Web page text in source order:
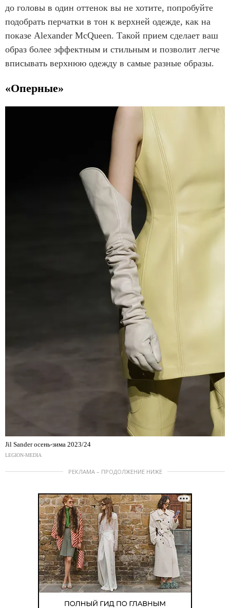
до головы в один оттенок вы не хотите, попробуйте
подобрать перчатки в тон к верхней одежде, как на
показе Alexander McQueen. Такой прием сделает ваш
образ более эффектным и стильным и позволит легче
вписывать верхнюю одежду в самые разные образы.
«Оперные»
Jil Sander осень-зима 2023/24
LEGION-MEDIA
РЕКЛАМА – ПРОДОЛЖЕНИЕ НИЖЕ